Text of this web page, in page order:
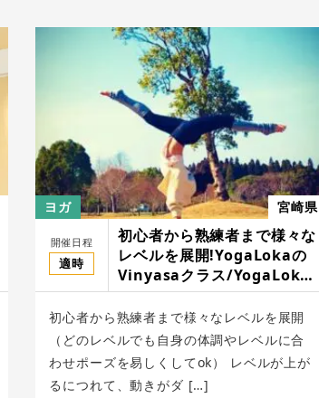
ヨガ 宮崎県
開催日程
適時
初心者から熟練者まで様々な
レベルを展開!YogaLokaの
Vinyasaクラス/YogaLoka ​
ヨガロカ
初心者から熟練者まで様々なレベルを展開
（どのレベルでも自身の体調やレベルに合
わせポーズを易しくしてok） レベルが上が
るにつれて、動きがダ […]